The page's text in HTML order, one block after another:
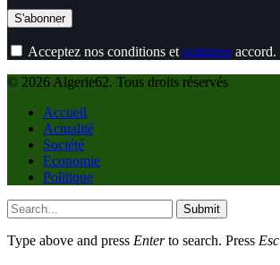
Acceptez nos conditions et politique accord.
© 2026 Algerie62. Tous droits réservés
Accueil
Actualité
Société
Economie
Politique
Submit
Type above and press Enterto search. Press Esc